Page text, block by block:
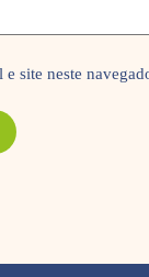
site neste